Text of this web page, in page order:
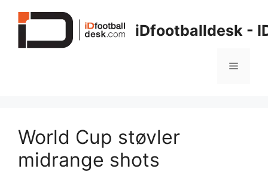
iDfootballdesk -
Menu
World Cup støvler
midrange shots